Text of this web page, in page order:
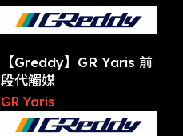
【Greddy】GR Yaris 前
段代觸媒
GR Yaris